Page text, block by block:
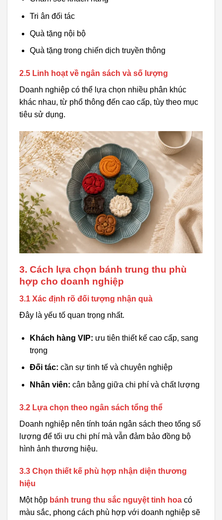
Tri ân đối tác
Quà tặng nội bộ
Quà tặng trong chiến dịch truyền thông
2.5 Linh hoạt về ngân sách và số lượng
Doanh nghiệp có thể lựa chọn nhiều phân khúc
khác nhau, từ phổ thông đến cao cấp, tùy theo mục
tiêu sử dụng.
3. Cách lựa chọn bánh trung thu phù
hợp cho doanh nghiệp
3.1 Xác định rõ đối tượng nhận quà
Đây là yếu tố quan trọng nhất.
Khách hàng VIP: ưu tiên thiết kế cao cấp, sang
trọng
Đối tác: cần sự tinh tế và chuyên nghiệp
Nhân viên: cân bằng giữa chi phí và chất lượng
3.2 Lựa chọn theo ngân sách tổng thể
Doanh nghiệp nên tính toán ngân sách theo tổng số
lượng để tối ưu chi phí mà vẫn đảm bảo đồng bộ
hình ảnh thương hiệu.
3.3 Chọn thiết kế phù hợp nhận diện thương
hiệu
Một hộp bánh trung thu sắc nguyệt tinh hoa có
màu sắc, phong cách phù hợp với doanh nghiệp sẽ